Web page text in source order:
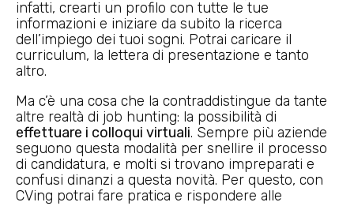
infatti, crearti un profilo con tutte le tue
informazioni e iniziare da subito la ricerca
dell’impiego dei tuoi sogni. Potrai caricare il
curriculum, la lettera di presentazione e tanto
altro.
Ma c’è una cosa che la contraddistingue da tante
altre realtà di job hunting: la possibilità di
effettuare i colloqui virtuali. Sempre più aziende
seguono questa modalità per snellire il processo
di candidatura, e molti si trovano impreparati e
confusi dinanzi a questa novità. Per questo, con
CVing potrai fare pratica e rispondere alle